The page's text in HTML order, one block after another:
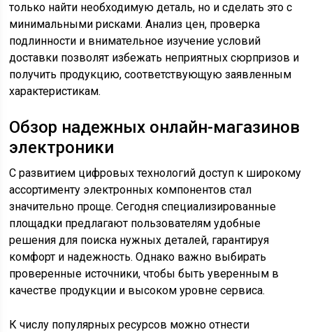
только найти необходимую деталь, но и сделать это с
минимальными рисками. Анализ цен, проверка
подлинности и внимательное изучение условий
доставки позволят избежать неприятных сюрпризов и
получить продукцию, соответствующую заявленным
характеристикам.
Обзор надежных онлайн-магазинов
электроники
С развитием цифровых технологий доступ к широкому
ассортименту электронных компонентов стал
значительно проще. Сегодня специализированные
площадки предлагают пользователям удобные
решения для поиска нужных деталей, гарантируя
комфорт и надежность. Однако важно выбирать
проверенные источники, чтобы быть уверенным в
качестве продукции и высоком уровне сервиса.
К числу популярных ресурсов можно отнести